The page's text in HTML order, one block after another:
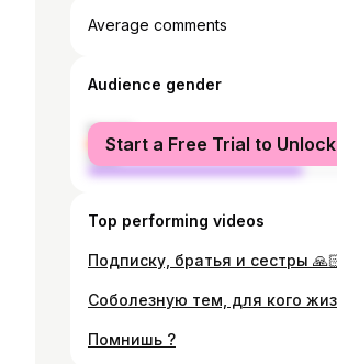
Average comments
Audience gender
female
male
Start a Free Trial to Unlock
Top performing videos
Помнишь ?